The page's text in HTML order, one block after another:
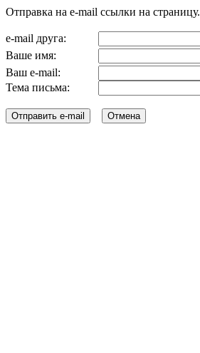
Отправка на e-mail ссылки на страницу.
e-mail друга:
Ваше имя:
Ваш e-mail:
Тема письма: